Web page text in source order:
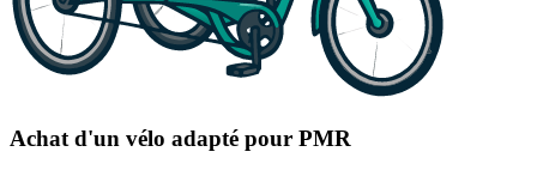
Achat d'un vélo adapté pour PMR